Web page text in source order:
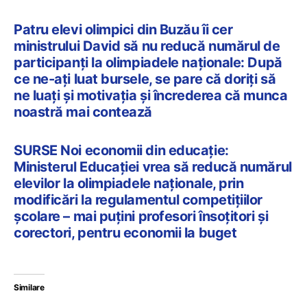
Patru elevi olimpici din Buzău îi cer
ministrului David să nu reducă numărul de
participanți la olimpiadele naționale: După
ce ne-ați luat bursele, se pare că doriți să
ne luați și motivația și încrederea că munca
noastră mai contează
SURSE Noi economii din educație:
Ministerul Educației vrea să reducă numărul
elevilor la olimpiadele naționale, prin
modificări la regulamentul competițiilor
școlare – mai puțini profesori însoțitori și
corectori, pentru economii la buget
Similare